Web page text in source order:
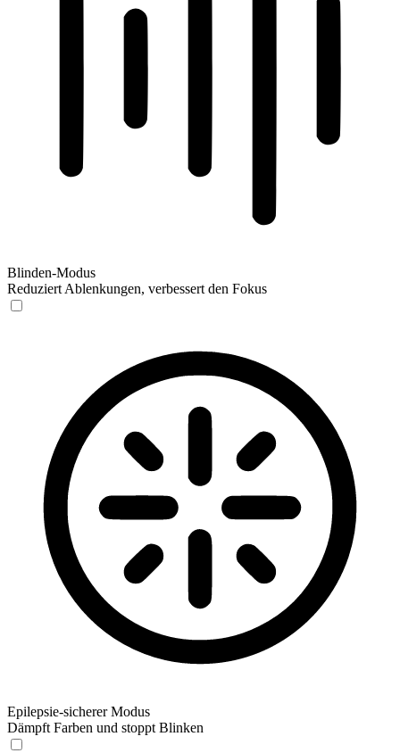
Blinden-Modus
Reduziert Ablenkungen, verbessert den Fokus
Epilepsie-sicherer Modus
Dämpft Farben und stoppt Blinken